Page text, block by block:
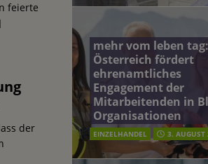
feierte
der
mehr vom leben
Österreich fördert
ehrenamtliches
Engagement der
Mitarbeitenden in
Organisationen
EINZELHANDEL 3. AUGUST